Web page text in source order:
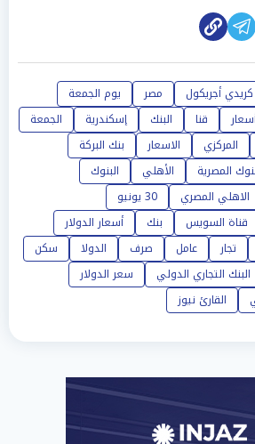
أجريكول مصر
يوم الجمعة
قنا البنك إسكندرية
الجمعة
المركزي الاسعار
بنك البركة
المصرية الأهلي
البنوك
الاهلي المصري
30 يونيو
قناة السويس بنك
أسعار الدولار
تجار عامل صرف الدولا
سكن
البنك التجاري الدولي
سعر الدولار
القارئ نيوز